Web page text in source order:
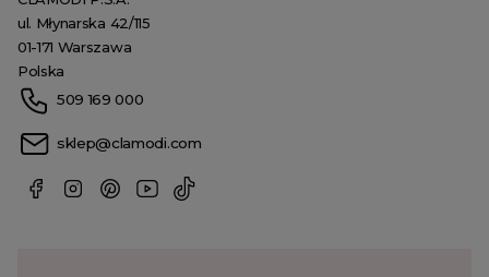
ul. Młynarska 42/115
01-171 Warszawa
Polska
509 169 000
sklep@clamodi.com